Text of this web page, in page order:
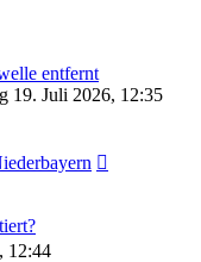
entfernt
19. Juli 2026, 12:35
12:44